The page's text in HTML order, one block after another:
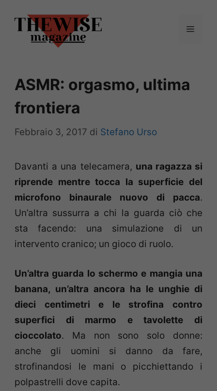
contenuto
Menu
ASMR: orgasmo, ultima
frontiera
Febbraio 3, 2017 di Stefano Urso
Davanti a una telecamera, una ragazza si
riprende mentre tocca la superficie del
microfono binaurale nuovo di pacca.
Un’altra sussurra a chi la guarda ciò che
sta facendo: una simulazione di un
intervento cranico; un gioco di ruolo.
Un’altra guarda lo schermo e mangia una
banana, un’altra ancora ha le unghie di
dieci centimetri e le strofina contro
superfici di marmo e tavolette di
cioccolato. Ma non sono solo donne:
anche gli uomini si danno da fare,
strofinandosi le mani o picchiettando i
polpastrelli dove capita.